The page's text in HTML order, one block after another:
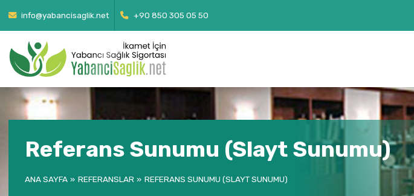
info@yabancisaglik.net +90 850 305 05 50
Referans Sunumu (Slayt Sunumu)
ANA SAYFA REFERANSLAR REFERANS SUNUMU (SLAYT SUNUMU)